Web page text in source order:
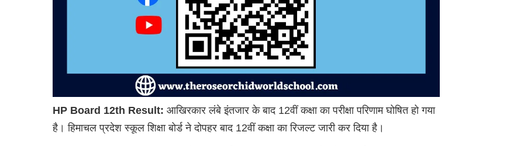
HP Board 12th Result: आखिरकार लंबे इंतजार के बाद 12वीं कक्षा का परीक्षा परिणाम घोषित हो गया
है। हिमाचल प्रदेश स्कूल शिक्षा बोर्ड ने दोपहर बाद 12वीं कक्षा का रिजल्ट जारी कर दिया है।